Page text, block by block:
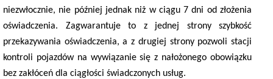
niezwłocznie, nie później jednak niż w ciągu 7 dni od złożenia
oświadczenia. Zagwarantuje to z jednej strony szybkość
przekazywania oświadczenia, a z drugiej strony pozwoli stacji
kontroli pojazdów na wywiązanie się z nałożonego obowiązku
bez zakłóceń dla ciągłości świadczonych usług.